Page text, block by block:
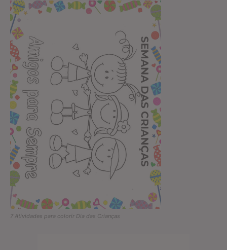
7 Atividades para colorir Dia das Crianças